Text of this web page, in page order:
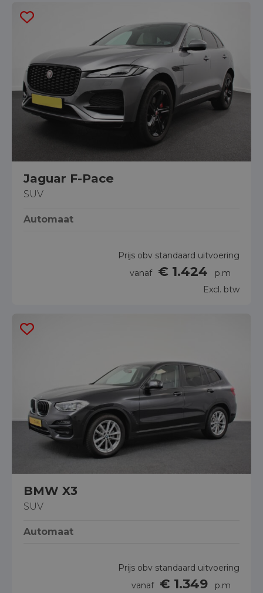
Jaguar F-Pace
SUV
Automaat
Prijs obv standaard uitvoering
vanaf € 1.424
p.m
Excl. btw
BMW X3
SUV
Automaat
Prijs obv standaard uitvoering
vanaf € 1.349
p.m